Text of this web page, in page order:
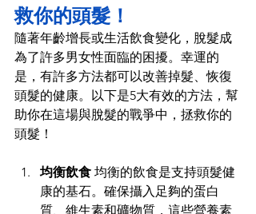
救你的頭髮！
隨著年齡增長或生活飲食變化，脫髮成
為了許多男女性面臨的困擾。幸運的
是，有許多方法都可以改善掉髮、恢復
頭髮的健康。以下是5大有效的方法，幫
助你在這場與脫髮的戰爭中，拯救你的
頭髮！
均衡飲食 均衡的飲食是支持頭髮健
康的基石。確保攝入足夠的蛋白
質、維生素和礦物質，這些營養素